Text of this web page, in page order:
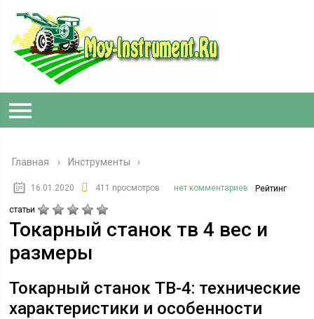
Главная › Инструменты
16.01.2020 411 просмотров нет комментариев Рейтинг
статьи
Токарный станок тв 4 вес и
размеры
Токарный станок ТВ-4: технические
характеристики и особенности